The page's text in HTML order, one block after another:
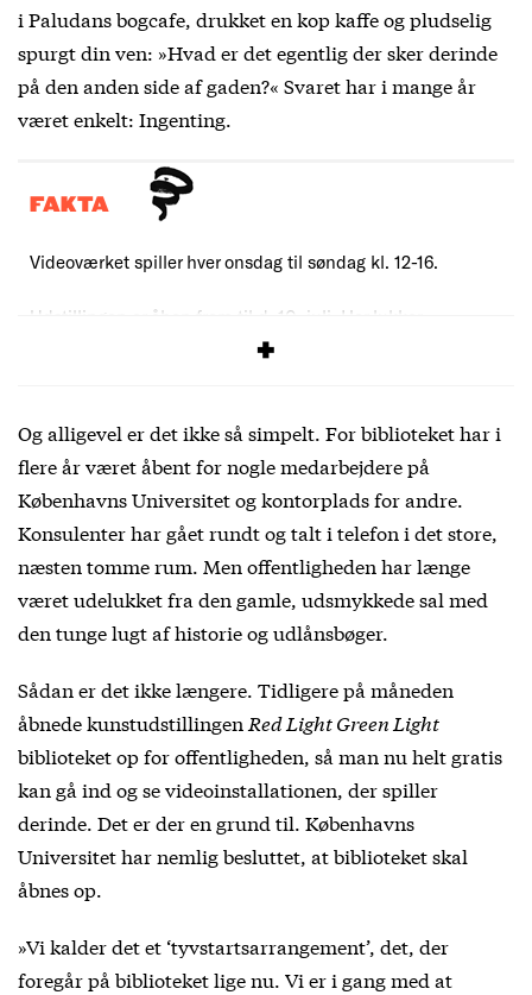
i Paludans bogcafe, drukket en kop kaffe og pludselig
spurgt din ven: »Hvad er det egentlig der sker derinde
på den anden side af gaden?« Svaret har i mange år
været enkelt: Ingenting.
FAKTA
Videoværket spiller hver onsdag til søndag kl. 12-16.
Udstillingen er åben frem til d. 10. juli. Her lukker
udstillingen med to ballet-performances kl. 15 og 17.
Og alligevel er det ikke så simpelt. For biblioteket har i
flere år været åbent for nogle medarbejdere på
Københavns Universitet og kontorplads for andre.
Konsulenter har gået rundt og talt i telefon i det store,
næsten tomme rum. Men offentligheden har længe
været udelukket fra den gamle, udsmykkede sal med
den tunge lugt af historie og udlånsbøger.
Sådan er det ikke længere. Tidligere på måneden
åbnede kunstudstillingen Red Light Green Light
biblioteket op for offentligheden, så man nu helt gratis
kan gå ind og se videoinstallationen, der spiller
derinde. Det er der en grund til. Københavns
Universitet har nemlig besluttet, at biblioteket skal
åbnes op.
»Vi kalder det et ‘tyvstartsarrangement’, det, der
foregår på biblioteket lige nu. Vi er i gang med at